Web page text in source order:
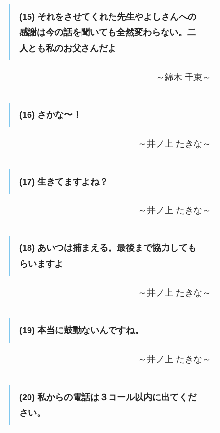
(15) それをさせてくれた先生やよしさんへの
感謝は今の話を聞いても全然変わらない。二
人とも私のお父さんだよ
～錦木 千束～
(16) さかな〜！
～井ノ上 たきな～
(17) 生きてますよね？
～井ノ上 たきな～
(18) あいつは捕まえる。最後まで協力しても
らいますよ
～井ノ上 たきな～
(19) 本当に鼓動ないんですね。
～井ノ上 たきな～
(20) 私からの電話は３コール以内に出てくだ
さい。